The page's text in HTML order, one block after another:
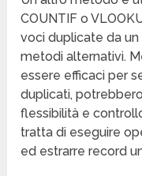
COUNTIF o
voci duplicate da
metodi alternativi.
essere efficaci per
duplicati,
flessibilità e
tratta di eseguire
ed estrarre record